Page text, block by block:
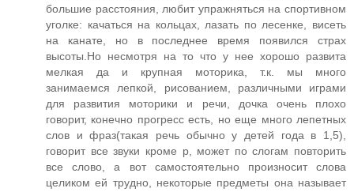
большие расстояния, любит упражняться на спортивном
уголке: качаться на кольцах, лазать по лесенке, висеть
на канате, но в последнее время появился страх
высоты.Но несмотря на то что у нее хорошо развита
мелкая да и крупная моторика, т.к. мы много
занимаемся лепкой, рисованием, различными играми
для развития моторики и речи, дочка очень плохо
говорит, конечно прогресс есть, но еще много лепетных
слов и фраз(такая речь обычно у детей года в 1,5),
говорит все звуки кроме р, может по слогам повторить
все слово, а вот самостоятельно произносит слова
целиком ей трудно, некоторые предметы она называет